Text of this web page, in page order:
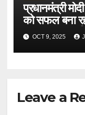
प्रधानमंत्री
को सफल बना
डॉ.
कार्यों का
शिलान्यास
OCT 9, 2025
Leave a